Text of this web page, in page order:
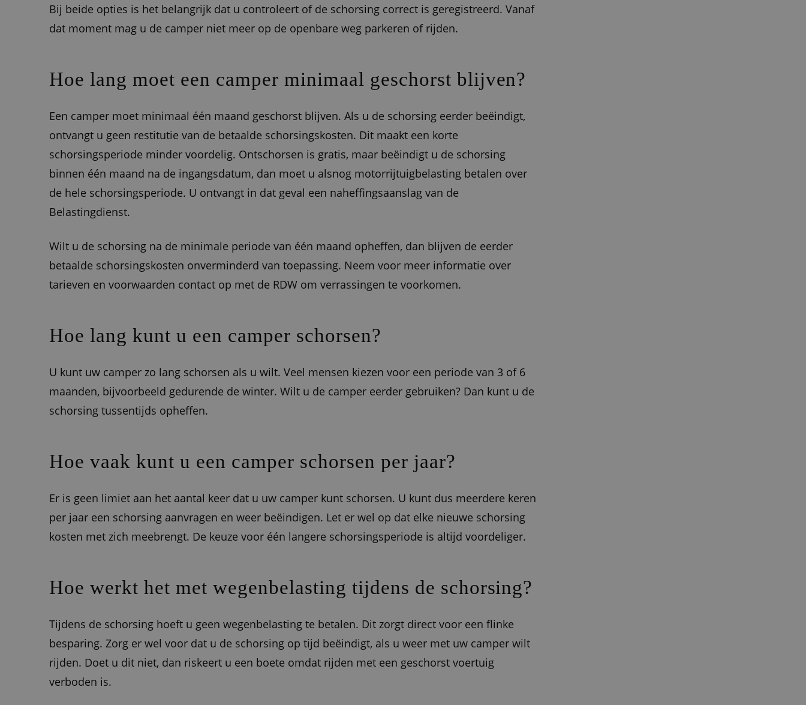
Bij beide opties is het belangrijk dat u controleert of de schorsing correct is geregistreerd. Vanaf
dat moment mag u de camper niet meer op de openbare weg parkeren of rijden.
Hoe lang moet een camper minimaal geschorst blijven?
Een camper moet minimaal één maand geschorst blijven. Als u de schorsing eerder beëindigt,
ontvangt u geen restitutie van de betaalde schorsingskosten. Dit maakt een korte
schorsingsperiode minder voordelig. Ontschorsen is gratis, maar beëindigt u de schorsing
binnen één maand na de ingangsdatum, dan moet u alsnog motorrijtuigbelasting betalen over
de hele schorsingsperiode. U ontvangt in dat geval een naheffingsaanslag van de
Belastingdienst.
Wilt u de schorsing na de minimale periode van één maand opheffen, dan blijven de eerder
betaalde schorsingskosten onverminderd van toepassing. Neem voor meer informatie over
tarieven en voorwaarden contact op met de RDW om verrassingen te voorkomen.
Hoe lang kunt u een camper schorsen?
U kunt uw camper zo lang schorsen als u wilt. Veel mensen kiezen voor een periode van 3 of 6
maanden, bijvoorbeeld gedurende de winter. Wilt u de camper eerder gebruiken? Dan kunt u de
schorsing tussentijds opheffen.
Hoe vaak kunt u een camper schorsen per jaar?
Er is geen limiet aan het aantal keer dat u uw camper kunt schorsen. U kunt dus meerdere keren
per jaar een schorsing aanvragen en weer beëindigen. Let er wel op dat elke nieuwe schorsing
kosten met zich meebrengt. De keuze voor één langere schorsingsperiode is altijd voordeliger.
Hoe werkt het met wegenbelasting tijdens de schorsing?
Tijdens de schorsing hoeft u geen wegenbelasting te betalen. Dit zorgt direct voor een flinke
besparing. Zorg er wel voor dat u de schorsing op tijd beëindigt, als u weer met uw camper wilt
rijden. Doet u dit niet, dan riskeert u een boete omdat rijden met een geschorst voertuig
verboden is.